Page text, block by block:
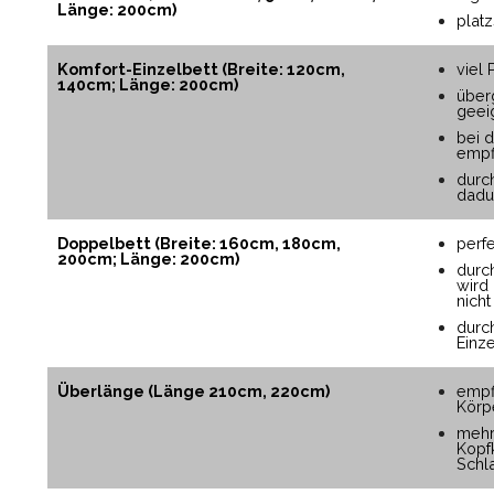
Länge: 200cm)
Komfort-Einzelbett (Breite: 120cm,
140cm; Länge: 200cm)
viel
bei
Doppelbett (Breite: 160cm, 180cm,
200cm; Länge: 200cm)
wird
Überlänge (Länge 210cm, 220cm)